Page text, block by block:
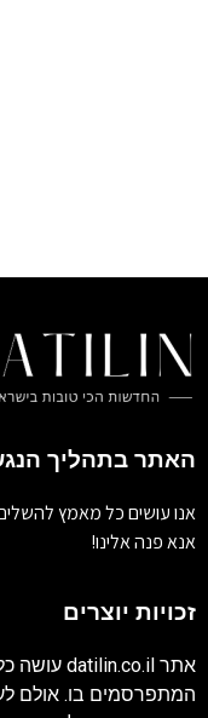
האתר בתהליך
אנו עושים כל מאמץ
אנא פנה אלינו!
זכויות יוצרים
אתר datilin.co.il עושה
המתפרסמים בו. אולם